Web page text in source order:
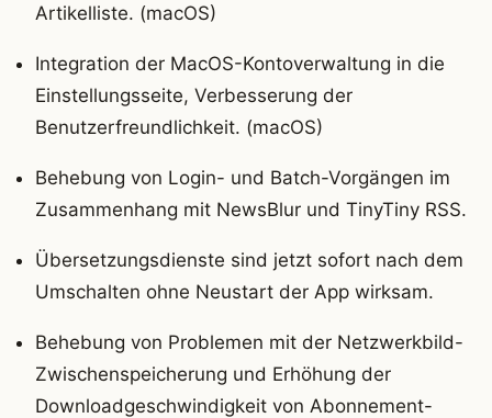
Artikelliste. (macOS)
Integration der MacOS-Kontoverwaltung in die
Einstellungsseite, Verbesserung der
Benutzerfreundlichkeit. (macOS)
Behebung von Login- und Batch-Vorgängen im
Zusammenhang mit NewsBlur und TinyTiny RSS.
Übersetzungsdienste sind jetzt sofort nach dem
Umschalten ohne Neustart der App wirksam.
Behebung von Problemen mit der Netzwerkbild-
Zwischenspeicherung und Erhöhung der
Downloadgeschwindigkeit von Abonnement-